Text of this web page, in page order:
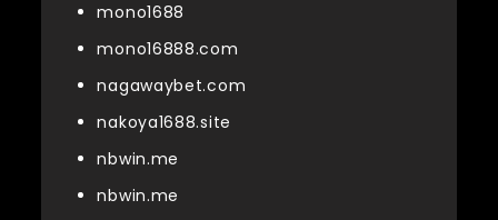
mono1688
mono16888.com
nagawaybet.com
nakoya1688.site
nbwin.me
nbwin.me